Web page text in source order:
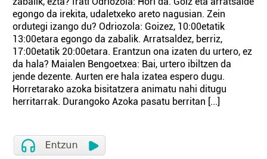
egongo da irekita, udaletxeko areto nagusian. Zein
ordutegi izango du? Odriozola: Goizez, 10:00etatik
13:00etara egongo da zabalik. Arratsaldez, berriz,
17:00etatik 20:00etara. Erantzun ona izaten du urtero, ez
da hala? Maialen Bengoetxea: Bai, urtero ibiltzen da
jende dezente. Aurten ere hala izatea espero dugu.
Horretarako azoka bisitatzera animatu nahi ditugu
herritarrak. Durangoko Azoka pasatu berritan [...]